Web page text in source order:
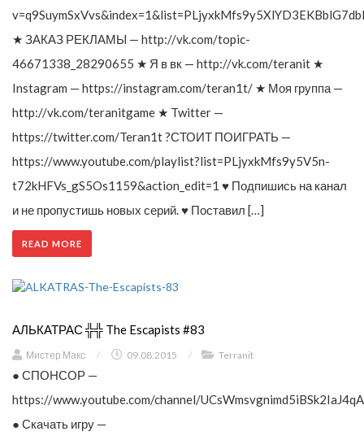
★ ЗАКАЗ РЕКЛАМЫ — http://vk.com/topic-
46671338_28290655 ★ Я в вк — http://vk.com/teranit ★
Instagram — https://instagram.com/teran1t/ ★ Моя группа —
http://vk.com/teranitgame ★ Twitter —
https://twitter.com/Teran1t ?СТОИТ ПОИГРАТЬ —
https://www.youtube.com/playlist?list=PLjyxkMfs9y5V5n-
t72kHFVs_gS5Os1159&action_edit=1 ♥ Подпишись на канал
и не пропустишь новых серий. ♥ Поставил […]
READ MORE
АЛЬКАТРАС ╬╬ The Escapists #83
Мистер Макс / 09.08.2015 / Terranit
● СПОНСОР —
https://www.youtube.com/channel/UCsWmsvgnimd5iBSk2IaJ4qA
● Скачать игру —